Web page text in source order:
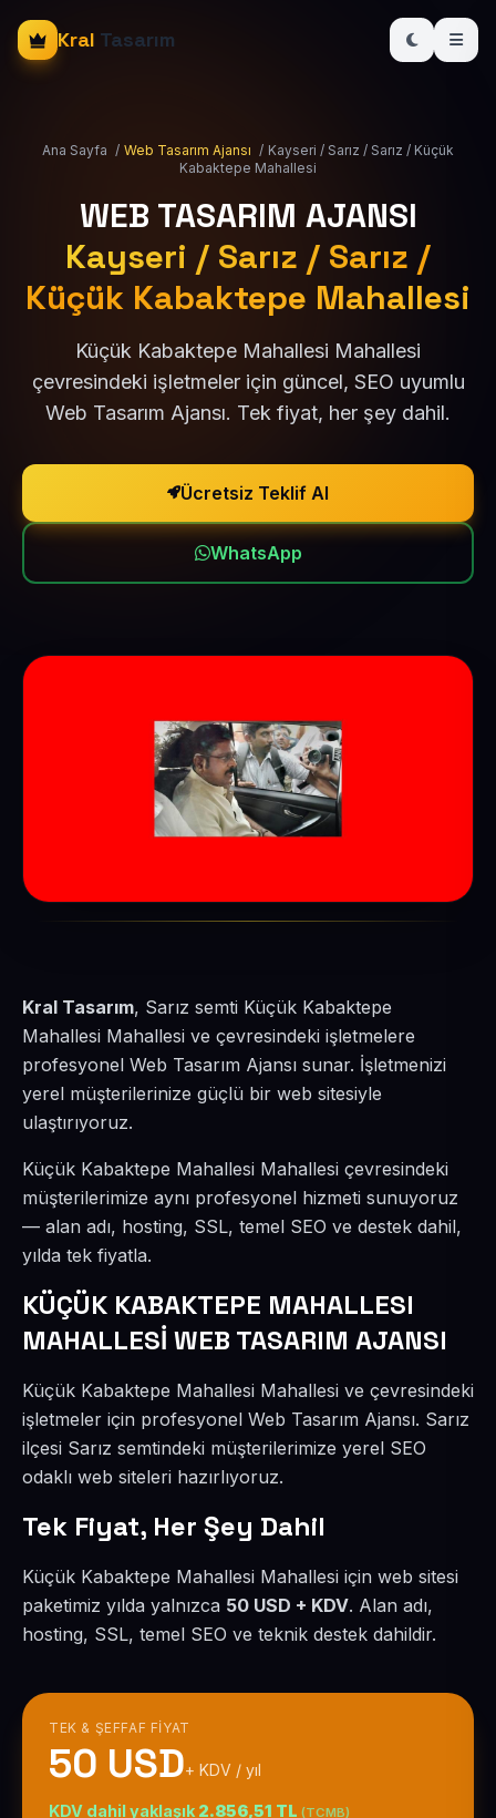
Kral Tasarım
Ana Sayfa / Web Tasarım Ajansı / Kayseri / Sarız / Sarız / Küçük
Kabaktepe Mahallesi
WEB TASARIM AJANSI
Kayseri / Sarız / Sarız /
Küçük Kabaktepe Mahallesi
Küçük Kabaktepe Mahallesi Mahallesi
çevresindeki işletmeler için güncel, SEO uyumlu
Web Tasarım Ajansı. Tek fiyat, her şey dahil.
Ücretsiz Teklif Al
WhatsApp
Kral Tasarım, Sarız semti Küçük Kabaktepe
Mahallesi Mahallesi ve çevresindeki işletmelere
profesyonel Web Tasarım Ajansı sunar. İşletmenizi
yerel müşterilerinize güçlü bir web sitesiyle
ulaştırıyoruz.
Küçük Kabaktepe Mahallesi Mahallesi çevresindeki
müşterilerimize aynı profesyonel hizmeti sunuyoruz
— alan adı, hosting, SSL, temel SEO ve destek dahil,
yılda tek fiyatla.
KÜÇÜK KABAKTEPE MAHALLESI
MAHALLESİ WEB TASARIM AJANSI
Küçük Kabaktepe Mahallesi Mahallesi ve çevresindeki
işletmeler için profesyonel Web Tasarım Ajansı. Sarız
ilçesi Sarız semtindeki müşterilerimize yerel SEO
odaklı web siteleri hazırlıyoruz.
Tek Fiyat, Her Şey Dahil
Küçük Kabaktepe Mahallesi Mahallesi için web sitesi
paketimiz yılda yalnızca 50 USD + KDV. Alan adı,
hosting, SSL, temel SEO ve teknik destek dahildir.
TEK & ŞEFFAF FIYAT
50 USD+ KDV / yıl
KDV dahil yaklaşık 2.856,51 TL (TCMB)